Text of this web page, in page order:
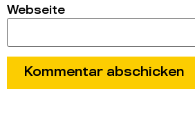
Webseite